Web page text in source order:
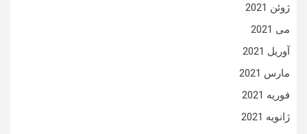
ژوئن 2021
می 2021
آوریل 2021
مارس 2021
فوریه 2021
ژانویه 2021